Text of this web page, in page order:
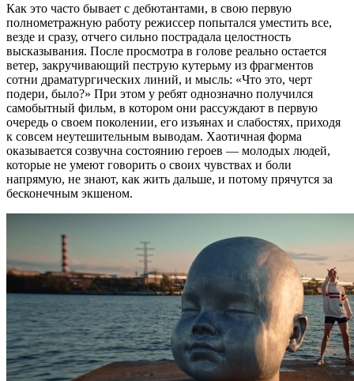
Как это часто бывает с дебютантами, в свою первую
полнометражную работу режиссер попытался уместить все,
везде и сразу, отчего сильно пострадала целостность
высказывания. После просмотра в голове реально остается
ветер, закручивающий пеструю кутерьму из фрагментов
сотни драматургических линий, и мысль: «Что это, черт
подери, было?» При этом у ребят однозначно получился
самобытный фильм, в котором они рассуждают в первую
очередь о своем поколении, его изъянах и слабостях, приходя
к совсем неутешительным выводам. Хаотичная форма
оказывается созвучна состоянию героев — молодых людей,
которые не умеют говорить о своих чувствах и боли
напрямую, не знают, как жить дальше, и потому прячутся за
бесконечным экшеном.